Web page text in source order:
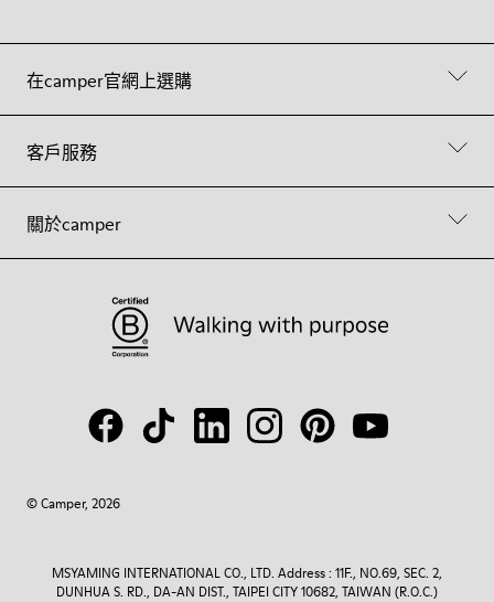
在camper官網上選購
客戶服務
關於camper
© Camper, 2026
MSYAMING INTERNATIONAL CO., LTD. Address : 11F., NO.69, SEC. 2,
DUNHUA S. RD., DA-AN DIST., TAIPEI CITY 10682, TAIWAN (R.O.C.)